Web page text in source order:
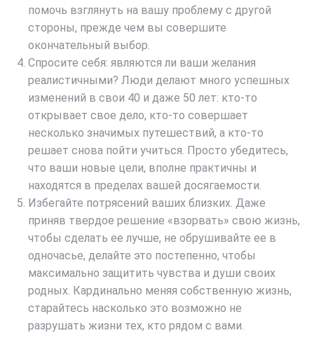
помочь взглянуть на вашу проблему с другой
стороны, прежде чем вы совершите
окончательный выбор.
Спросите себя: являются ли ваши желания
реалистичными? Люди делают много успешных
изменений в свои 40 и даже 50 лет: кто-то
открывает свое дело, кто-то совершает
несколько значимых путешествий, а кто-то
решает снова пойти учиться. Просто убедитесь,
что ваши новые цели, вполне практичны и
находятся в пределах вашей досягаемости.
Избегайте потрясений ваших близких. Даже
приняв твердое решение «взорвать» свою жизнь,
чтобы сделать ее лучше, не обрушивайте ее в
одночасье, делайте это постепенно, чтобы
максимально защитить чувства и души своих
родных. Кардинально меняя собственную жизнь,
старайтесь насколько это возможно не
разрушать жизни тех, кто рядом с вами.